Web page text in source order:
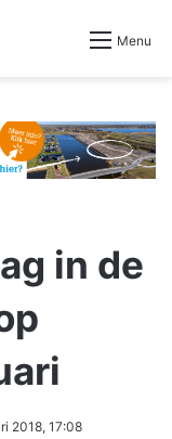
Menu
in de
2018, 17:08